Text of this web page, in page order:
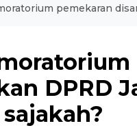
pemekaran
DPRD